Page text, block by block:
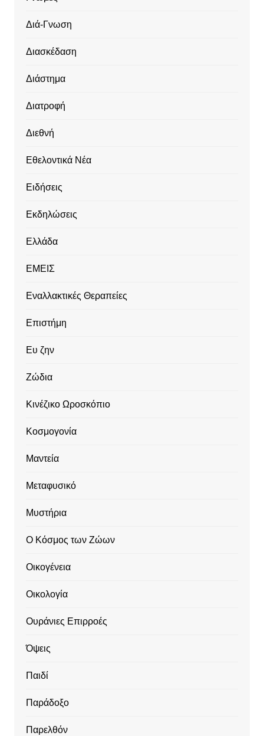
Διά-Γνωση
Διασκέδαση
Διάστημα
Διατροφή
Διεθνή
Εθελοντικά Νέα
Ειδήσεις
Εκδηλώσεις
Ελλάδα
ΕΜΕΙΣ
Εναλλακτικές Θεραπείες
Επιστήμη
Ευ ζην
Ζώδια
Κινέζικο Ωροσκόπιο
Κοσμογονία
Μαντεία
Μεταφυσικό
Μυστήρια
Ο Κόσμος των Ζώων
Οικογένεια
Οικολογία
Ουράνιες Επιρροές
Όψεις
Παιδί
Παράδοξο
Παρελθόν